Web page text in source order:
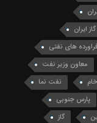
ایران
های نفتی
معاون وزیر نفت
نفت نما
پارس جنوبی
گاز